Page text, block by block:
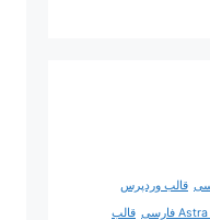
قالب وردپرس
قالب